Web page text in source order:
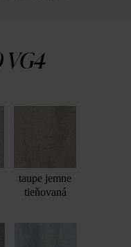
VG4
taupe jemne
tieňovaná